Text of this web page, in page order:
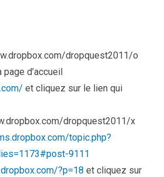
dropquest2011/o
d’accueil
et cliquez sur le lien qui
dropquest2011/x
topic.php?
9111
?p=18 et cliquez sur